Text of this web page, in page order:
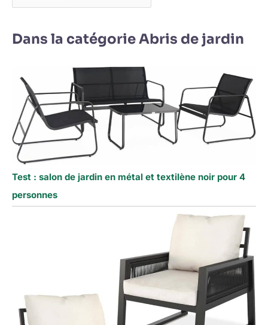
Dans la catégorie Abris de jardin
Test : salon de jardin en métal et textilène noir pour 4
personnes